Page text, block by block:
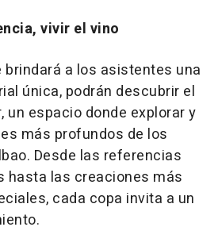
vivir el vino
brindará a los asistentes una
única, podrán descubrir el
un espacio donde explorar y
más profundos de los
Desde las referencias
hasta las creaciones más
cada copa invita a un